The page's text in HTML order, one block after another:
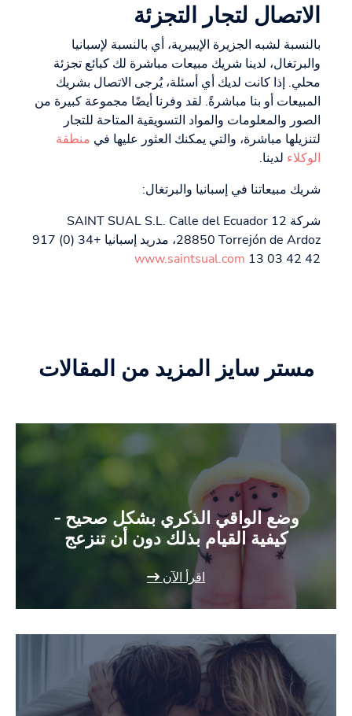
الاتصال لتجار التجزئة
بالنسبة لشبه الجزيرة الإيبيرية، أي بالنسبة لإسبانيا
والبرتغال، لدينا شريك مبيعات مباشرة لك كبائع تجزئة
محلي. إذا كانت لديك أي أسئلة، يُرجى الاتصال بشريك
المبيعات أو بنا مباشرةً. لقد وفرنا أيضًا مجموعة كبيرة من
الصور والمعلومات والمواد التسويقية المتاحة للتجار
لتنزيلها مباشرة، والتي يمكنك العثور عليها في منطقة
الوكلاء لدينا.
شريك مبيعاتنا في إسبانيا والبرتغال:
شركة SAINT SUAL S.L. Calle del Ecuador 12
28850 Torrejón de Ardoz، مدريد إسبانيا +34 (0) 917
42 42 03 13
www.saintsual.com
مستر سايز المزيد من المقالات
وضع الواقي الذكري بشكل صحيح -
كيفية القيام بذلك دون أن تنزعج
اقرأ الآن